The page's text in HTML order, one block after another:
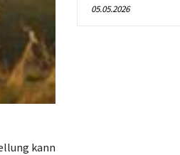
kann
05.05.2026